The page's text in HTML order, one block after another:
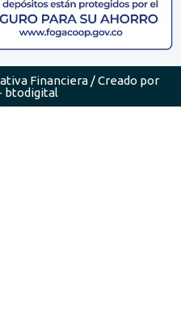
Financiera / Creado por
btodigital